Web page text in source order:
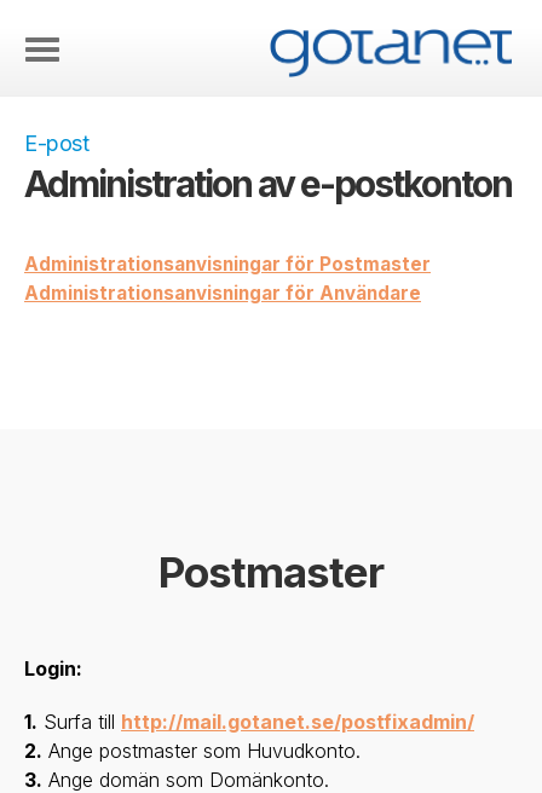
E-post
Administration av e-postkonton
Administrationsanvisningar för Postmaster
Administrationsanvisningar för Användare
Postmaster
Login:
1. Surfa till http://mail.gotanet.se/postfixadmin/
2. Ange postmaster som Huvudkonto.
3. Ange domän som Domänkonto.